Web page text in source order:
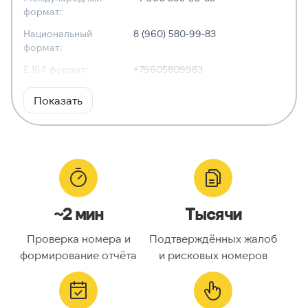
формат:
Национальный
формат:
8 (960) 580-99-83
E.164 формат:
+79605809983
RFC3966
формат:
Тип номера:
Оператор связи:
Национальный
9605809983
Код страны:
ГЕОЛОКАЦИЯ
Показать
~2 мин
Проверка номера и
формирование отчёта
Тысячи
Подтверждённых жалоб
и рисковых номеров